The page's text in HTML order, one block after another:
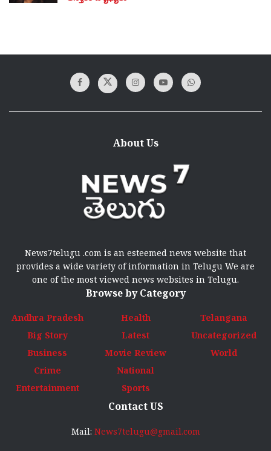
About Us
News7telugu .com is an esteemed news website that
provides a wide variety of information in Telugu We are
one of the most viewed news websites in Telugu.
Browse by Category
Andhra Pradesh
Big Story
Business
Crime
Entertainment
Health
Latest
Movie Review
National
Sports
Telangana
Uncategorized
World
Contact US
Mail: News7telugu@gmail.com